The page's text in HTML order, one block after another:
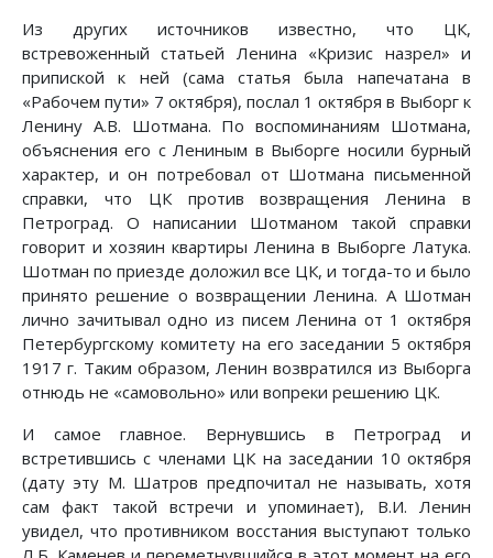
Из других источников известно, что ЦК,
встревоженный статьей Ленина «Кризис назрел» и
припиской к ней (сама статья была напечатана в
«Рабочем пути» 7 октября), послал 1 октября в Выборг к
Ленину А.В. Шотмана. По воспоминаниям Шотмана,
объяснения его с Лениным в Выборге носили бурный
характер, и он потребовал от Шотмана письменной
справки, что ЦК против возвращения Ленина в
Петроград. О написании Шотманом такой справки
говорит и хозяин квартиры Ленина в Выборге Латука.
Шотман по приезде доложил все ЦК, и тогда-то и было
принято решение о возвращении Ленина. А Шотман
лично зачитывал одно из писем Ленина от 1 октября
Петербургскому комитету на его заседании 5 октября
1917 г. Таким образом, Ленин возвратился из Выборга
отнюдь не «самовольно» или вопреки решению ЦК.
И самое главное. Вернувшись в Петроград и
встретившись с членами ЦК на заседании 10 октября
(дату эту М. Шатров предпочитал не называть, хотя
сам факт такой встречи и упоминает), В.И. Ленин
увидел, что противником восстания выступают только